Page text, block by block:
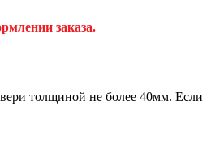
заказа.
толщиной не более 40мм. Если